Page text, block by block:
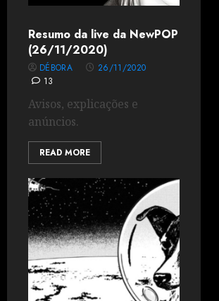
Resumo da live da NewPOP
(26/11/2020)
DÉBORA
26/11/2020
13
Avisos, explicações e
anúncios.
READ MORE